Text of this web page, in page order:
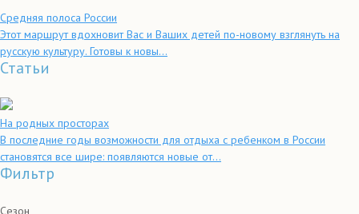
Средняя полоса России
Этот маршрут вдохновит Вас и Ваших детей по-новому взглянуть на
русскую культуру. Готовы к новы...
Статьи
На родных просторах
В последние годы возможности для отдыха с ребенком в России
становятся все шире: появляются новые от...
Фильтр
Сезон